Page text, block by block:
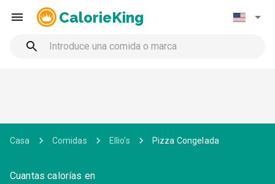
CalorieKing
Casa Comidas Ellio's Pizza Congelada
Cuantas calorías en